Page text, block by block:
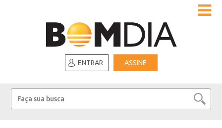
ENTRAR ASSINE